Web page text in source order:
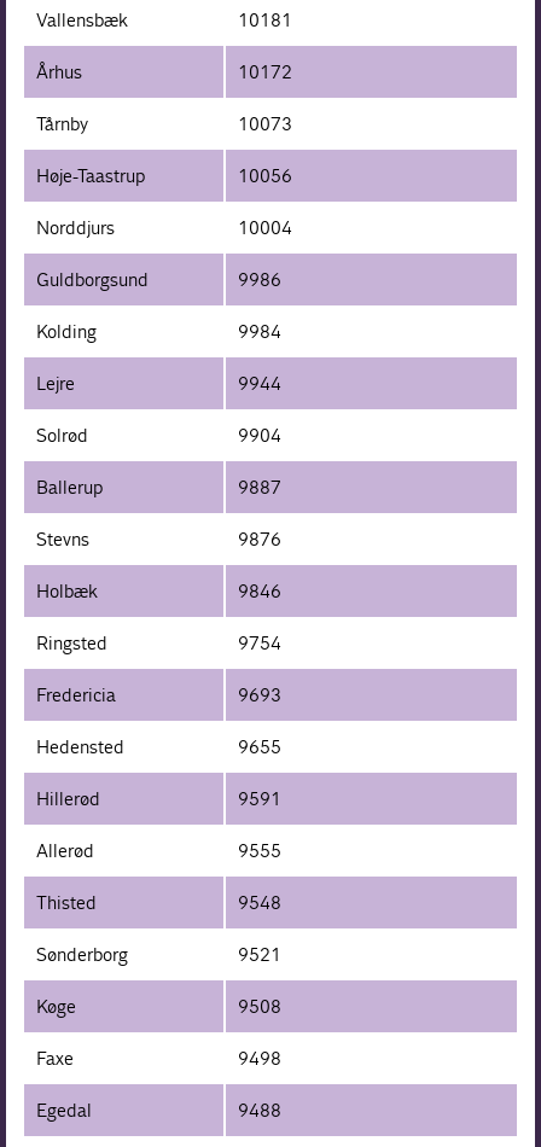
Vallensbæk 10181
Århus 10172
Tårnby 10073
Høje-Taastrup 10056
Norddjurs 10004
Guldborgsund 9986
Kolding 9984
Lejre 9944
Solrød 9904
Ballerup 9887
Stevns 9876
Holbæk 9846
Ringsted 9754
Fredericia 9693
Hedensted 9655
Hillerød 9591
Allerød 9555
Thisted 9548
Sønderborg 9521
Køge 9508
Faxe 9498
Egedal 9488